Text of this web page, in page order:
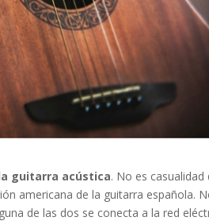
guitarra acústica. No es casualidad
americana de la guitarra española.
de las dos se conecta a la red